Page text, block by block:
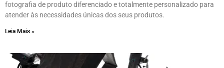
fotografia de produto diferenciado e totalmente personalizado para
atender às necessidades únicas dos seus produtos.
Leia Mais »